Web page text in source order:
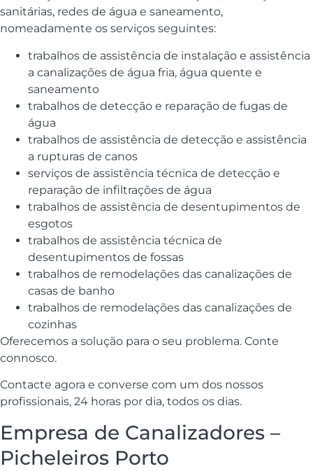
sanitárias, redes de água e saneamento,
nomeadamente os serviços seguintes:
trabalhos de assistência de instalação e assistência
a canalizações de água fria, água quente e
saneamento
trabalhos de detecção e reparação de fugas de
água
trabalhos de assistência de detecção e assistência
a rupturas de canos
serviços de assistência técnica de detecção e
reparação de infiltrações de água
trabalhos de assistência de desentupimentos de
esgotos
trabalhos de assistência técnica de
desentupimentos de fossas
trabalhos de remodelações das canalizações de
casas de banho
trabalhos de remodelações das canalizações de
cozinhas
Oferecemos a solução para o seu problema. Conte
connosco.
Contacte agora e converse com um dos nossos
profissionais, 24 horas por dia, todos os dias.
Empresa de Canalizadores –
Picheleiros Porto